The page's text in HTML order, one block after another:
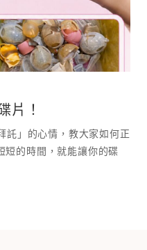
片！
託」的心情，教大家如何正
的時間，就能讓你的碟